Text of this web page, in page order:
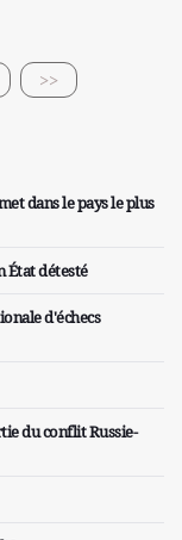
>>
dans le pays le plus
État détesté
d'échecs
du conflit Russie-